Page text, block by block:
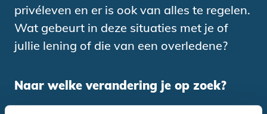
privéleven en er is ook van alles te regelen.
Wat gebeurt in deze situaties met je of
jullie lening of die van een overledene?
Naar welke verandering je op zoek?